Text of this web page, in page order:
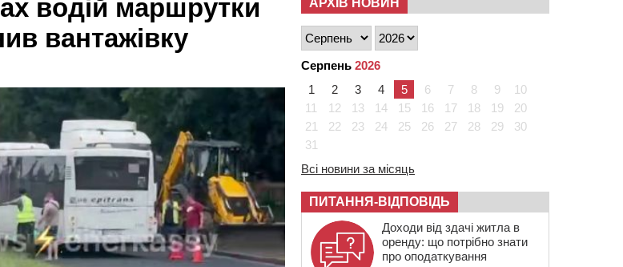
водій маршрутки
вантажівку
АРХІВ НОВИН
Серпень 2026
1
2 3 4 5 6 7 8 9
10
11
12 13 14 15 16 17 18 19
20
21
22 23 24 25 26 27 28 29
30
31
Всі новини за місяць
ПИТАННЯ-ВІДПОВІДЬ
Доходи від здачі житла в
оренду: що потрібно знати
про оподаткування